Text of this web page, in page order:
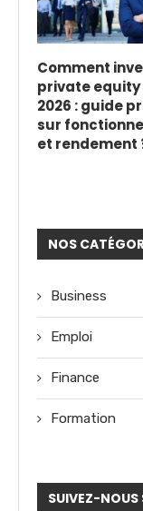
Comment
private equity
2026 : guide
sur
et rendement
NOS
Business
Emploi
Finance
Formation
SUIVEZ-NOUS